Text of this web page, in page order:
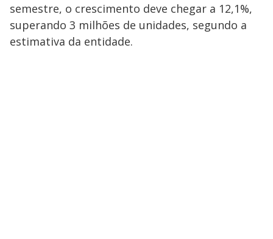
semestre, o crescimento deve chegar a 12,1%,
superando 3 milhões de unidades, segundo a
estimativa da entidade.